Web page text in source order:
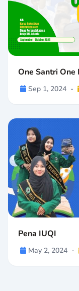
One Santri One
Sep 1, 2024 -
Pena IUQI
May 2, 2024 -